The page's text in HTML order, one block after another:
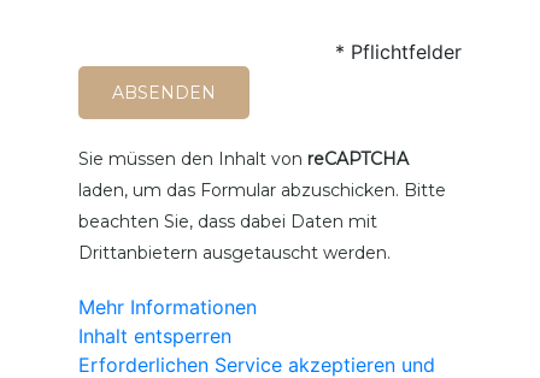
* Pflichtfelder
Sie müssen den Inhalt von reCAPTCHA
laden, um das Formular abzuschicken. Bitte
beachten Sie, dass dabei Daten mit
Drittanbietern ausgetauscht werden.
Mehr Informationen
Inhalt entsperren
Erforderlichen Service akzeptieren und